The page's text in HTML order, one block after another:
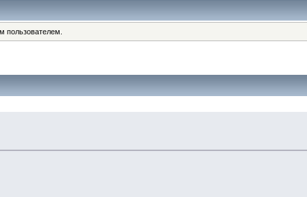
пользователем.